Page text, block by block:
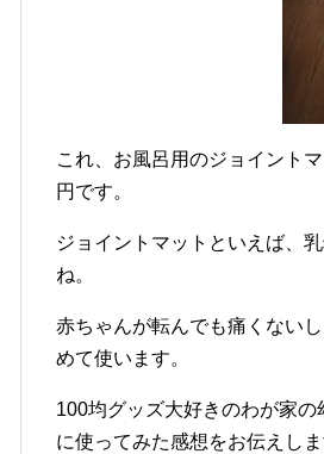
これ、お風呂用のジョイント
円です。
ジョイントマットといえば、
ね。
赤ちゃんが転んでも痛くない
めて使います。
100均グッズ大好きのわが家
に使ってみた感想をお伝えしま